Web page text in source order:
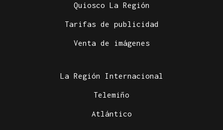
Quiosco La Región
Tarifas de publicidad
Venta de imágenes
La Región Internacional
Telemiño
Atlántico